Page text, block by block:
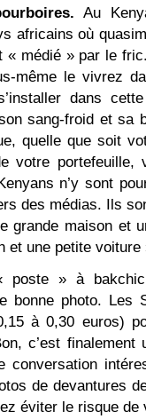
Au
africains où
« médié » par le
même le vivrez
dans cette
sang-froid et sa
quelle que soit
votre portefeuille,
n’y sont
des médias. Ils
grande maison et
et une petite voiture
poste » à
bonne photo. Les
à 0,30 euros)
c’est
conversation
de devantures
éviter le risque